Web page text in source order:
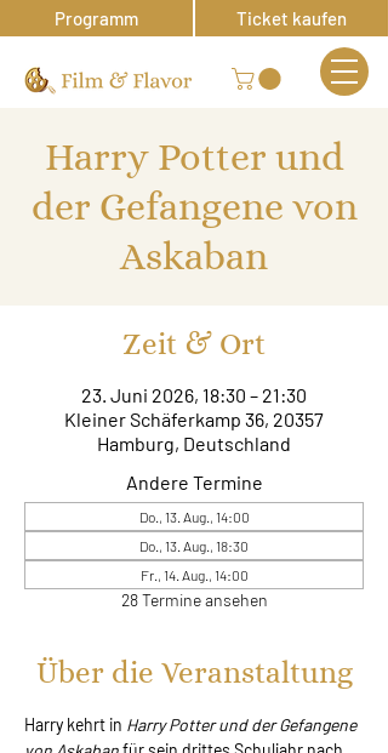
Programm Ticket kaufen
Harry Potter und
der Gefangene von
Askaban
Zeit & Ort
23. Juni 2026, 18:30 – 21:30
Kleiner Schäferkamp 36, 20357
Hamburg, Deutschland
Andere Termine
Do., 13. Aug., 14:00
Do., 13. Aug., 18:30
Fr., 14. Aug., 14:00
28 Termine ansehen
Über die Veranstaltung
Harry kehrt in Harry Potter und der Gefangene